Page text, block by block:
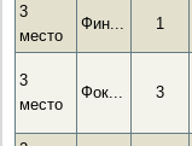
3
место
Фин... 1
3
место
Фок... 3